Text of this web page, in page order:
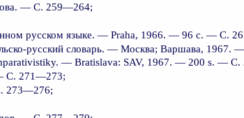
— С. 259—264;
русском языке. — Praha, 1966. — 96 с. — С.
русский словарь. — Москва; Варшава,
— Bratislava: SAV, 1967. — 200 s. —
С. 271—273;
273—276;